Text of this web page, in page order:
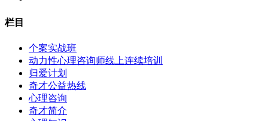
栏目
个案实战班
动力性心理咨询师线上连续培训
归爱计划
奇才公益热线
心理咨询
奇才简介